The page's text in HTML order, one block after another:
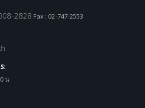
2828 Fax : 02-747-2553
น.